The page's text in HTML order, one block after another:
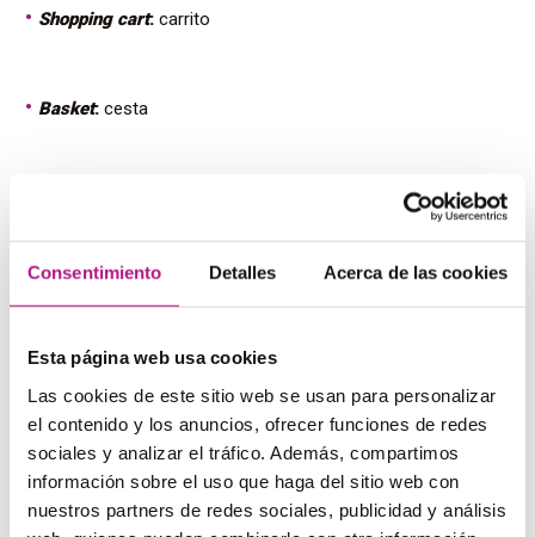
Consentimiento Detalles Acerca de las cookies
Esta página web usa cookies
Las cookies de este sitio web se usan para personalizar
el contenido y los anuncios, ofrecer funciones de redes
sociales y analizar el tráfico. Además, compartimos
información sobre el uso que haga del sitio web con
nuestros partners de redes sociales, publicidad y análisis
Shopping cart: carrito
Basket: cesta
Shopping bags:bolsas de la compra